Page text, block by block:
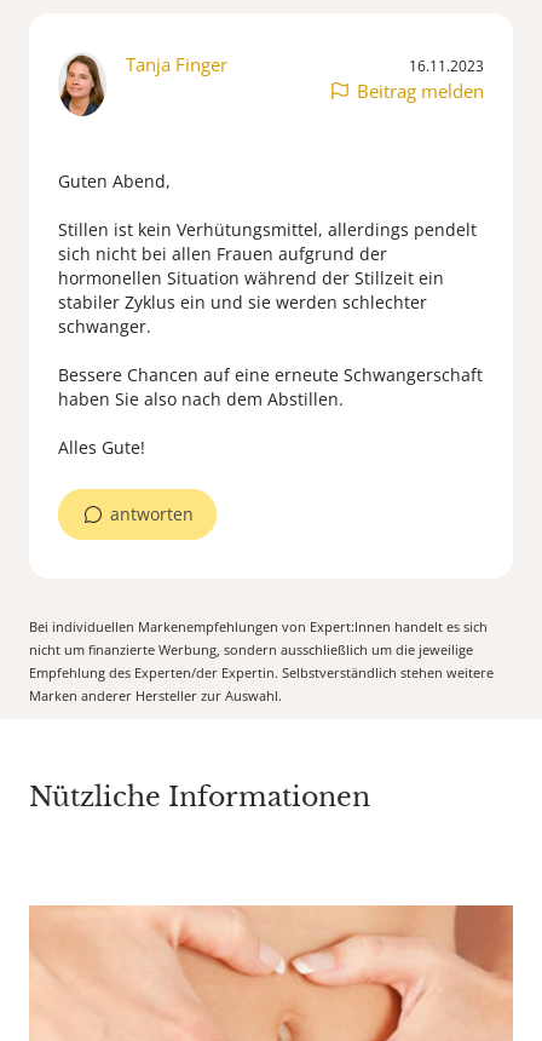
Tanja Finger 16.11.2023
Beitrag melden
Guten Abend,
Stillen ist kein Verhütungsmittel, allerdings pendelt
sich nicht bei allen Frauen aufgrund der
hormonellen Situation während der Stillzeit ein
stabiler Zyklus ein und sie werden schlechter
schwanger.
Bessere Chancen auf eine erneute Schwangerschaft
haben Sie also nach dem Abstillen.
antworten
Bei individuellen Markenempfehlungen von Expert:Innen handelt es sich
nicht um finanzierte Werbung, sondern ausschließlich um die jeweilige
Empfehlung des Experten/der Expertin. Selbstverständlich stehen weitere
Marken anderer Hersteller zur Auswahl.
Nützliche Informationen